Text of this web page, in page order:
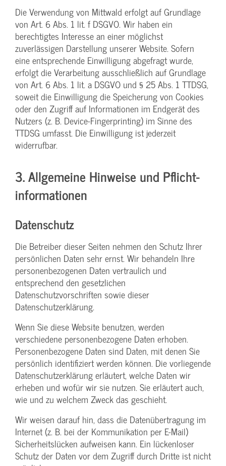
Die Verwendung von Mittwald erfolgt auf Grundlage
von Art. 6 Abs. 1 lit. f DSGVO. Wir haben ein
berechtigtes Interesse an einer möglichst
zuverlässigen Darstellung unserer Website. Sofern
eine entsprechende Einwilligung abgefragt wurde,
erfolgt die Verarbeitung ausschließlich auf Grundlage
von Art. 6 Abs. 1 lit. a DSGVO und § 25 Abs. 1 TTDSG,
soweit die Einwilligung die Speicherung von Cookies
oder den Zugriff auf Informationen im Endgerät des
Nutzers (z. B. Device-Fingerprinting) im Sinne des
TTDSG umfasst. Die Einwilligung ist jederzeit
widerrufbar.
3. Allgemeine Hinweise und Pflicht­
informationen
Datenschutz
Die Betreiber dieser Seiten nehmen den Schutz Ihrer
persönlichen Daten sehr ernst. Wir behandeln Ihre
personenbezogenen Daten vertraulich und
entsprechend den gesetzlichen
Datenschutzvorschriften sowie dieser
Datenschutzerklärung.
Wenn Sie diese Website benutzen, werden
verschiedene personenbezogene Daten erhoben.
Personenbezogene Daten sind Daten, mit denen Sie
persönlich identifiziert werden können. Die vorliegende
Datenschutzerklärung erläutert, welche Daten wir
erheben und wofür wir sie nutzen. Sie erläutert auch,
wie und zu welchem Zweck das geschieht.
Wir weisen darauf hin, dass die Datenübertragung im
Internet (z. B. bei der Kommunikation per E-Mail)
Sicherheitslücken aufweisen kann. Ein lückenloser
Schutz der Daten vor dem Zugriff durch Dritte ist nicht